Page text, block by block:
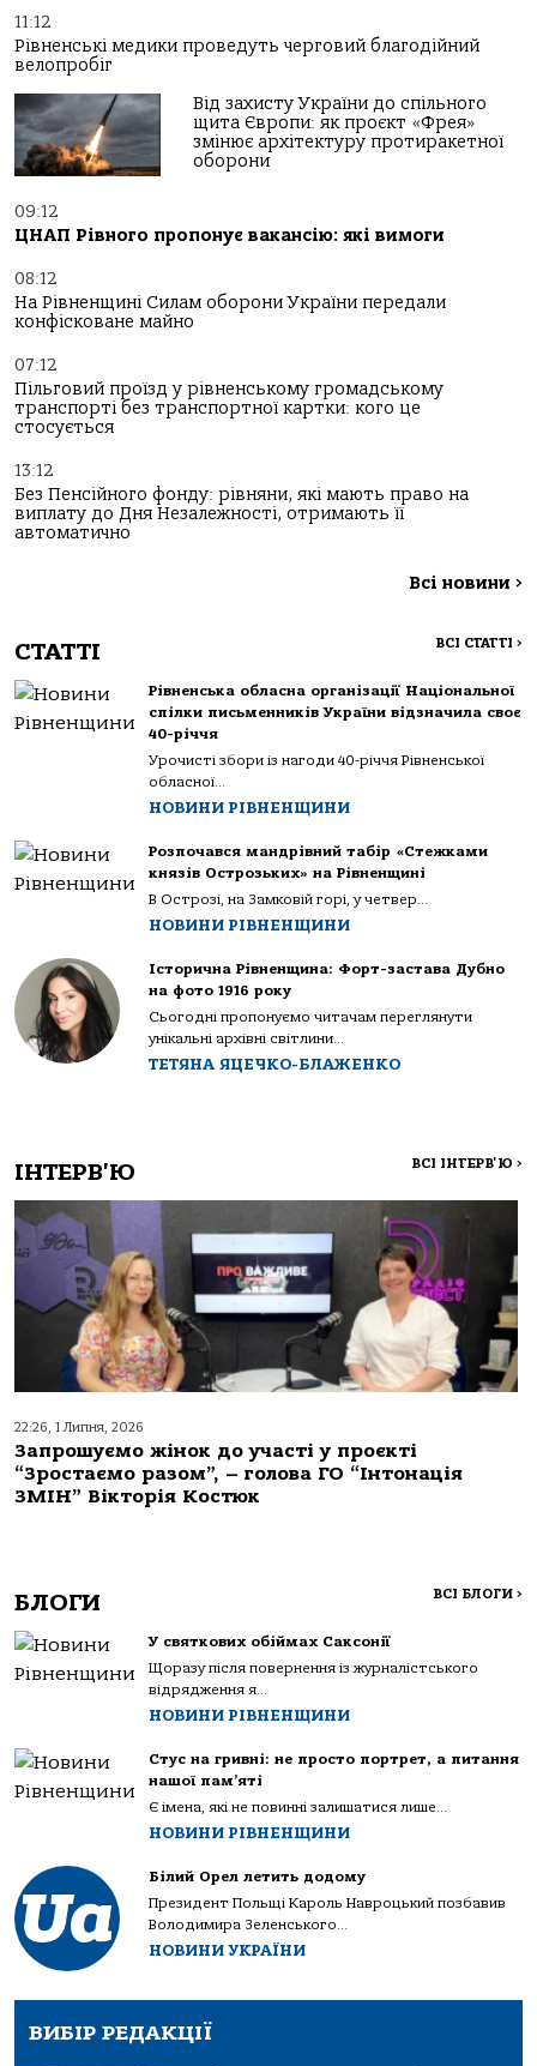
11:12
Рівненські медики проведуть черговий благодійний
велопробіг
Від захисту України до спільного
щита Європи: як проєкт «Фрея»
змінює архітектуру протиракетної
оборони
09:12
ЦНАП Рівного пропонує вакансію: які вимоги
08:12
На Рівненщині Силам оборони України передали
конфісковане майно
07:12
Пільговий проїзд у рівненському громадському
транспорті без транспортної картки: кого це
стосується
13:12
Без Пенсійного фонду: рівняни, які мають право на
виплату до Дня Незалежності, отримають її
автоматично
Всі новини >
СТАТТІ ВСІ СТАТТІ >
Рівненська обласна організації Національної
спілки письменників України відзначила своє
40-річчя
Урочисті збори із нагоди 40-річчя Рівненської
обласної...
НОВИНИ РІВНЕНЩИНИ
Розпочався мандрівний табір «Стежками
князів Острозьких» на Рівненщині
В Острозі, на Замковій горі, у четвер...
НОВИНИ РІВНЕНЩИНИ
Історична Рівненщина: Форт-застава Дубно
на фото 1916 року
Сьогодні пропонуємо читачам переглянути
унікальні архівні світлини...
ТЕТЯНА ЯЦЕЧКО-БЛАЖЕНКО
ІНТЕРВ'Ю ВСІ ІНТЕРВ'Ю >
22:26, 1 Липня, 2026
Запрошуємо жінок до участі у проєкті
“Зростаємо разом”, – голова ГО “Інтонація
ЗМІН” Вікторія Костюк
БЛОГИ ВСІ БЛОГИ >
У святкових обіймах Саксонії
Щоразу після повернення із журналістського
відрядження я...
НОВИНИ РІВНЕНЩИНИ
Стус на гривні: не просто портрет, а питання
нашої пам’яті
Є імена, які не повинні залишатися лише...
НОВИНИ РІВНЕНЩИНИ
Білий Орел летить додому
Президент Польщі Кароль Навроцький позбавив
Володимира Зеленського...
НОВИНИ УКРАЇНИ
ВИБІР РЕДАКЦІЇ